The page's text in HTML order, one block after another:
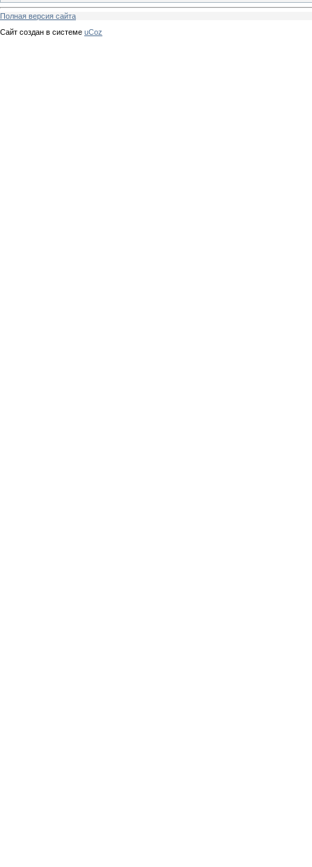
Полная версия сайта
Сайт создан в системе uCoz